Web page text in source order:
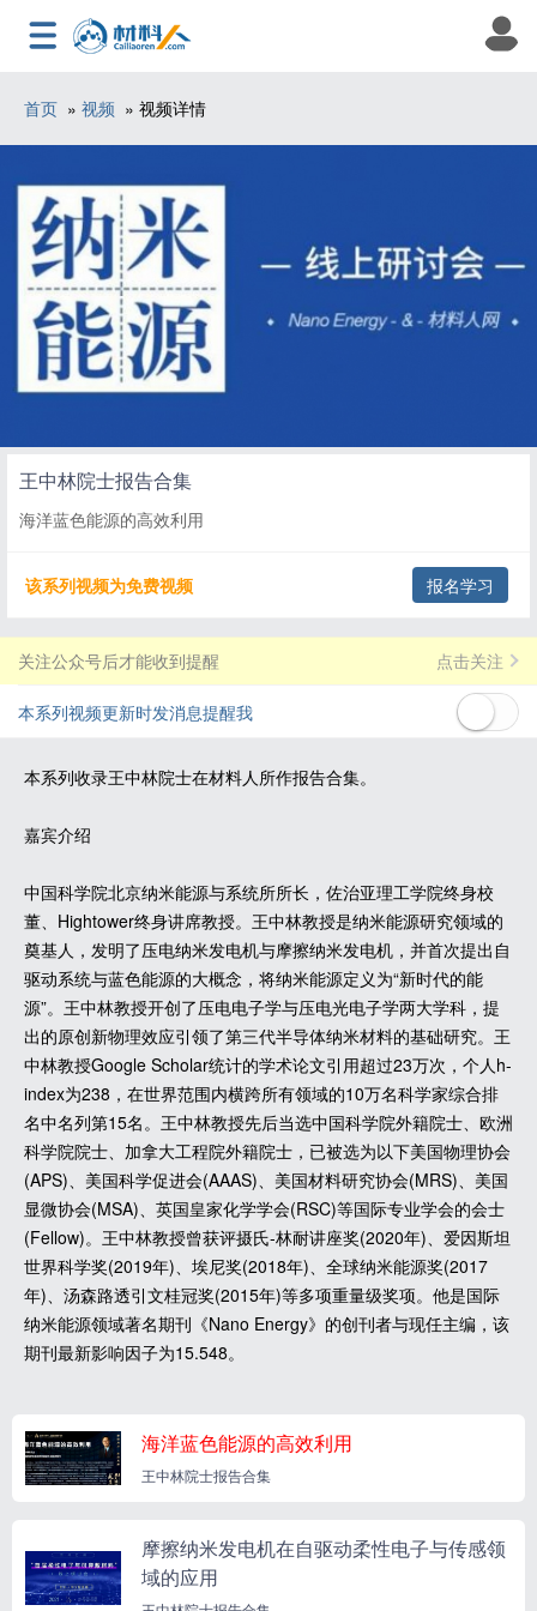
首页 » 视频 » 视频详情
王中林院士报告合集
海洋蓝色能源的高效利用
该系列视频为免费视频 报名学习
关注公众号后才能收到提醒 点击关注
本系列视频更新时发消息提醒我
本系列收录王中林院士在材料人所作报告合集。
嘉宾介绍
中国科学院北京纳米能源与系统所所长，佐治亚理工学院终身校
董、Hightower终身讲席教授。王中林教授是纳米能源研究领域的
奠基人，发明了压电纳米发电机与摩擦纳米发电机，并首次提出自
驱动系统与蓝色能源的大概念，将纳米能源定义为“新时代的能
源”。王中林教授开创了压电电子学与压电光电子学两大学科，提
出的原创新物理效应引领了第三代半导体纳米材料的基础研究。王
中林教授Google Scholar统计的学术论文引用超过23万次，个人h-
index为238，在世界范围内横跨所有领域的10万名科学家综合排
名中名列第15名。王中林教授先后当选中国科学院外籍院士、欧洲
科学院院士、加拿大工程院外籍院士，已被选为以下美国物理协会
(APS)、美国科学促进会(AAAS)、美国材料研究协会(MRS)、美国
显微协会(MSA)、英国皇家化学学会(RSC)等国际专业学会的会士
(Fellow)。王中林教授曾获评摄氏-林耐讲座奖(2020年)、爱因斯坦
世界科学奖(2019年)、埃尼奖(2018年)、全球纳米能源奖(2017
年)、汤森路透引文桂冠奖(2015年)等多项重量级奖项。他是国际
纳米能源领域著名期刊《Nano Energy》的创刊者与现任主编，该
期刊最新影响因子为15.548。
海洋蓝色能源的高效利用
王中林院士报告合集
摩擦纳米发电机在自驱动柔性电子与传感领
域的应用